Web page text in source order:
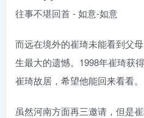
而远在境外的崔琦未能看到父
生最大的遗憾。1998年崔琦获得
崔琦故居，希望他能回来看看。
虽然河南方面再三邀请，但是